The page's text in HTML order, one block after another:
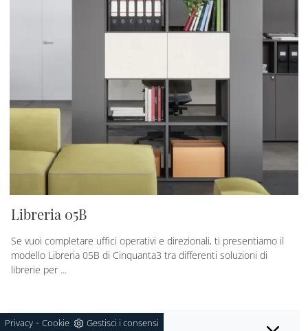
Libreria 05B
Se vuoi completare uffici operativi e direzionali, ti presentiamo il
modello Libreria 05B di Cinquanta3 tra differenti soluzioni di
librerie per ...
Privacy - Cookie Gestisci i consensi